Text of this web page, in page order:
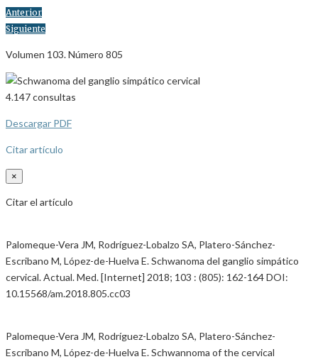
Anterior
Siguiente
Volumen 103. Número 805
4.147consultas
Descargar PDF
Citar artículo
×
Citar el artículo
Palomeque-Vera JM, Rodríguez-Lobalzo SA, Platero-Sánchez-
Escribano M, López-de-Huelva E. Schwanoma del ganglio simpático
cervical. Actual. Med. [Internet] 2018; 103 : (805): 162-164 DOI:
10.15568/am.2018.805.cc03
Palomeque-Vera JM, Rodríguez-Lobalzo SA, Platero-Sánchez-
Escribano M, López-de-Huelva E. Schwannoma of the cervical